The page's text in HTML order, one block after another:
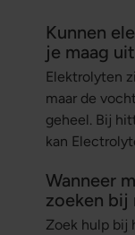
Kunnen
je maag
Elektrolyten
maar de
geheel. Bij
kan
Wanneer
zoeken bij
Zoek hulp bij